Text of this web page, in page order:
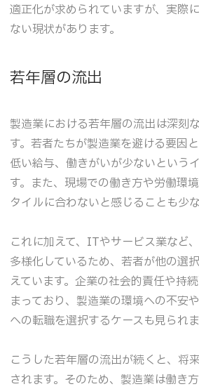
適正化が求められていますが、実際
ない現状があります。
若年層の流出
製造業における若年層の流出は深刻
す。若者たちが製造業を避ける要因
低い給与、働きがいが少ないという
す。また、現場での働き方や労働環
タイルに合わないと感じることも少
これに加えて、ITやサービス業など
多様化しているため、若者が他の選
えています。企業の社会的責任や持
まっており、製造業の環境への不安
への転職を選択するケースも見られま
こうした若年層の流出が続くと、将
されます。そのため、製造業は働き